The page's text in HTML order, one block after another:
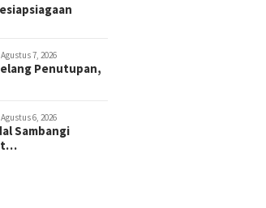
Agustus 7, 2026
Penutupan,
Agustus 6, 2026
Sambangi